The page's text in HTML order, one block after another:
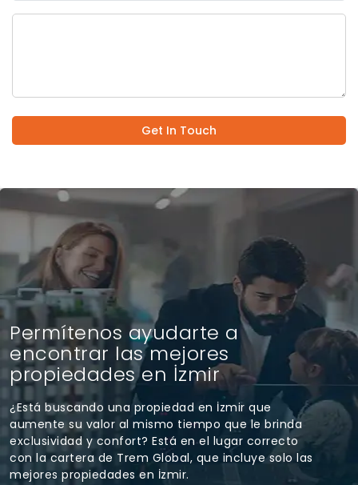
Get In Touch
Permítenos ayudarte a
encontrar las mejores
propiedades en İzmir
¿Está buscando una propiedad en İzmir que
aumente su valor al mismo tiempo que le brinda
exclusividad y confort? Está en el lugar correcto
con la cartera de Trem Global, que incluye solo las
mejores propiedades en İzmir.